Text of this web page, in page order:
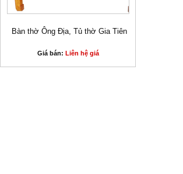
Bàn thờ Ông Địa, Tủ thờ Gia Tiên
Giá bán: Liên hệ giá